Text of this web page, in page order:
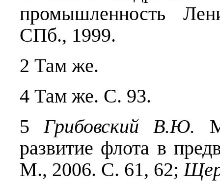
промышленность
СПб., 1999.
2 Там же.
4 Там же. С. 93.
5Грибовский В.Ю.
развитие флота в
М., 2006. С. 61, 62;